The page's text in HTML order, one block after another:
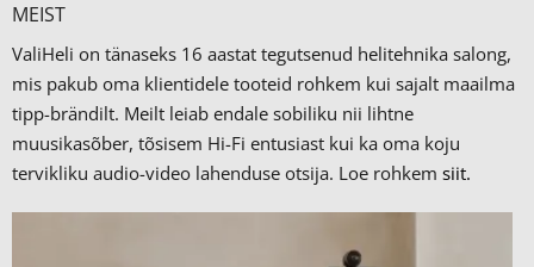
MEIST
ValiHeli on tänaseks 16 aastat tegutsenud helitehnika salong,
mis pakub oma klientidele tooteid rohkem kui sajalt maailma
tipp-brändilt. Meilt leiab endale sobiliku nii lihtne
muusikasõber, tõsisem Hi-Fi entusiast kui ka oma koju
tervikliku audio-video lahenduse otsija. Loe rohkem siit.